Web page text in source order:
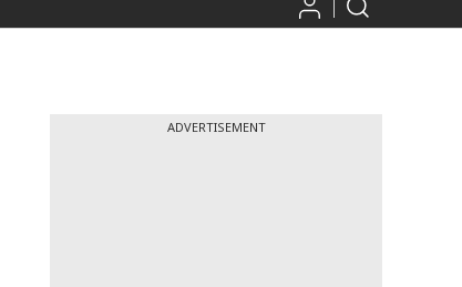
ADVERTISEMENT